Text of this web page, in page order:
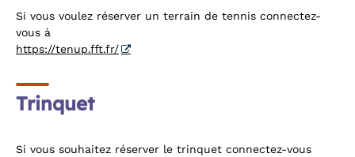
Si vous voulez réserver un terrain de tennis connectez-
vous à
https://tenup.fft.fr/
Trinquet
Si vous souhaitez réserver le trinquet connectez-vous